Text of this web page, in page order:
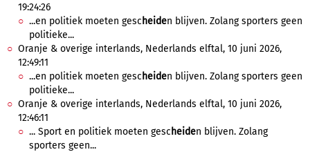
19:24:26
...en politiek moeten gesc heiden blijven. Zolang sporters geen
politieke...
Oranje & overige interlands, Nederlands elftal, 10 juni 2026,
12:49:11
...en politiek moeten gesc heiden blijven. Zolang sporters geen
politieke...
Oranje & overige interlands, Nederlands elftal, 10 juni 2026,
12:46:11
... Sport en politiek moeten gesc heiden blijven. Zolang
sporters geen...